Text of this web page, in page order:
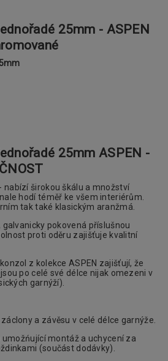
25mm - ASPEN
25mm ASPEN -
- nabízí širokou škálu a množství
hodí téměř ke všem interiérům.
tak také klasickým aranžmá.
pokovená příslušnou
proti oděru zajišťuje kvalitní
z kolekce ASPEN zajišťují, že
po celé své délce nijak omezeni v
garnýží).
a závěsu v celé délce garnýže.
montáž a uchycení za
(součást dodávky).